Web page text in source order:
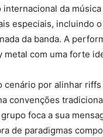
da
especiais, incluindo
da banda. A
metal com uma forte
cenário por alinhar
convenções
foca a sua
de paradigmas